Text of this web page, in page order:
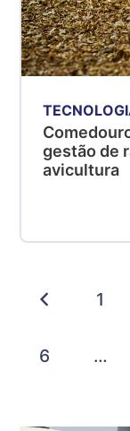
gestão de
avicultura
1
6 …